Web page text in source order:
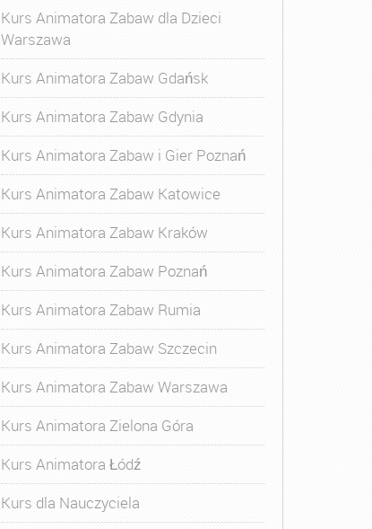
Kurs Animatora Zabaw dla Dzieci
Warszawa
Kurs Animatora Zabaw Gdańsk
Kurs Animatora Zabaw Gdynia
Kurs Animatora Zabaw i Gier Poznań
Kurs Animatora Zabaw Katowice
Kurs Animatora Zabaw Kraków
Kurs Animatora Zabaw Poznań
Kurs Animatora Zabaw Rumia
Kurs Animatora Zabaw Szczecin
Kurs Animatora Zabaw Warszawa
Kurs Animatora Zielona Góra
Kurs Animatora Łódź
Kurs dla Nauczyciela